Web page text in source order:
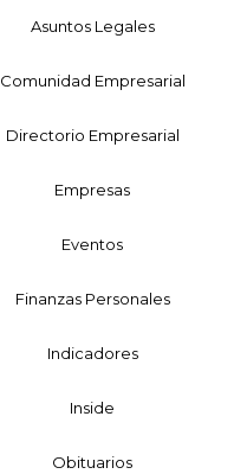
Asuntos Legales
Comunidad Empresarial
Directorio Empresarial
Empresas
Eventos
Finanzas Personales
Indicadores
Inside
Obituarios